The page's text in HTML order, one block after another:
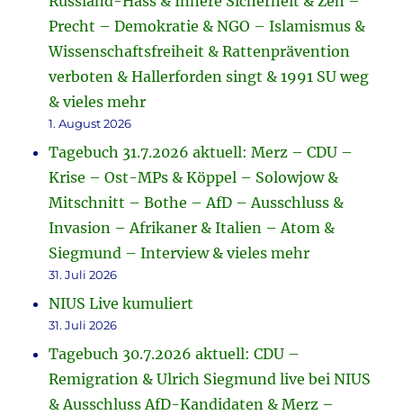
Precht – Demokratie & NGO – Islamismus &
Wissenschaftsfreiheit & Rattenprävention
verboten & Hallerforden singt & 1991 SU weg
& vieles mehr
1. August 2026
Tagebuch 31.7.2026 aktuell: Merz – CDU –
Krise – Ost-MPs & Köppel – Solowjow &
Mitschnitt – Bothe – AfD – Ausschluss &
Invasion – Afrikaner & Italien – Atom &
Siegmund – Interview & vieles mehr
31. Juli 2026
NIUS Live kumuliert
31. Juli 2026
Tagebuch 30.7.2026 aktuell: CDU –
Remigration & Ulrich Siegmund live bei NIUS
& Ausschluss AfD-Kandidaten & Merz –